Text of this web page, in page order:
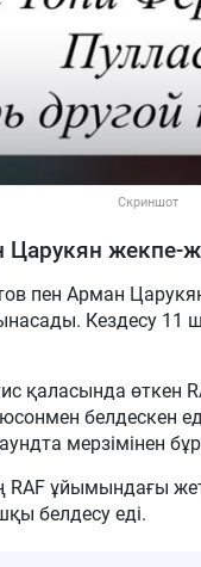
Скриншот
жекпе-
пен Арман
Кездесу 11
қаласында өткен
белдескен
мерзімінен
RAF ұйымындағы
белдесу еді.